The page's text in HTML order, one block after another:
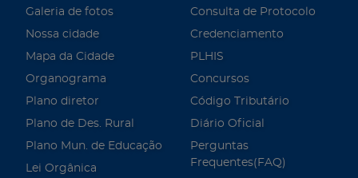
Galeria de fotos
Nossa cidade
Mapa da Cidade
Organograma
Plano diretor
Plano de Des. Rural
Plano Mun. de Educação
Lei Orgânica
Consulta de Protocolo
Credenciamento
PLHIS
Concursos
Código Tributário
Diário Oficial
Perguntas
Frequentes(FAQ)